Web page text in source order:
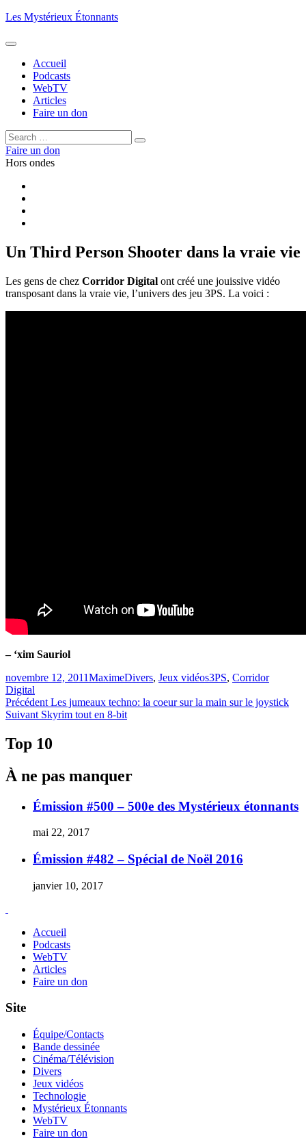
Aller
contenu
Les Mystérieux Étonnants
Accueil
Podcasts
WebTV
Articles
Faire un don
Rechercher :
Rechercher
Faire un don
Hors ondes
Un Third Person Shooter dans la vraie vie
Les gens de chez Corridor Digital ont créé une jouissive vidéo
transposant dans la vraie vie, l’univers des jeu 3PS. La voici :
– ‘xim Sauriol
Publié
le
novembre 12, 2011MaximeCatégories
Divers, Jeux vidéosÉtiquettes
3PS, Corridor
Digital
Navigation
de
l'article
Précédent Article
précédent :
Les jumeaux techno: la coeur sur la main sur le joystick
Suivant Article
Skyrim tout en 8-bit
Top 10
À ne pas manquer
Émission #500 – 500e des Mystérieux étonnants
mai 22, 2017
Émission #482 – Spécial de Noël 2016
janvier 10, 2017
Accueil
Podcasts
WebTV
Articles
Faire un don
Site
Équipe/Contacts
Bande dessinée
Cinéma/Télévision
Divers
Jeux vidéos
Technologie
Mystérieux Étonnants
WebTV
Faire un don